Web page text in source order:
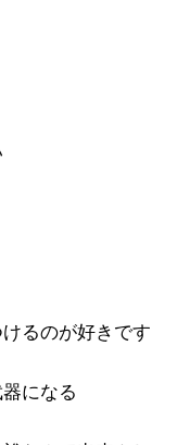
るのが好きです
になる